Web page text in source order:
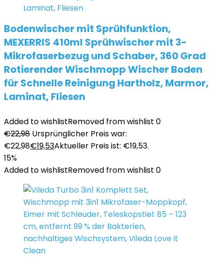
Bodenwischer mit Sprühfunktion,
MEXERRIS 410ml Sprühwischer mit 3-
Mikrofaserbezug und Schaber, 360 Grad
Rotierender Wischmopp Wischer Boden
für Schnelle Reinigung Hartholz, Marmor,
Laminat, Fliesen
Added to wishlistRemoved from wishlist 0
€22,98 Ursprünglicher Preis war:
€22,98€19,53Aktueller Preis ist: €19,53.
15%
Added to wishlistRemoved from wishlist 0